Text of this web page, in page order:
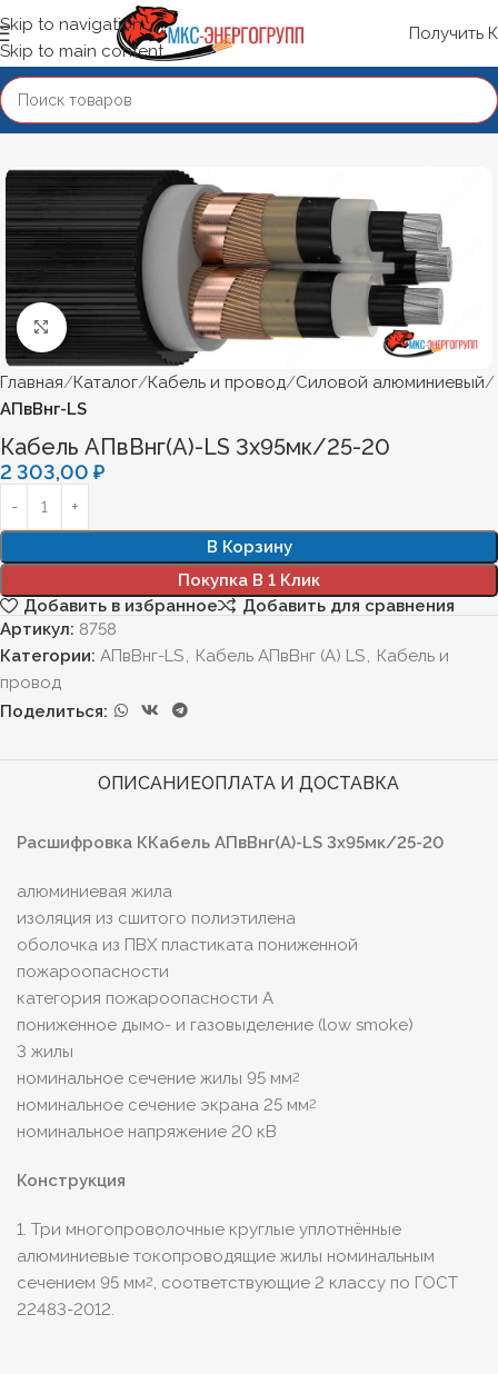
Skip to navigation
Skip to main content
Получить
Нажмите, чтобы увеличить
Главная Каталог Кабель и провод Силовой алюминиевый
АПвВнг-LS
Кабель АПвВнг(А)-LS 3х95мк/25-20
2 303,00 ₽
В Корзину
Покупка В 1 Клик
Добавить в избранное
Добавить для сравнения
Артикул: 8758
Категории: АПвВнг-LS, Кабель АПвВнг (А) LS, Кабель и
провод
Поделиться:
ОПИСАНИЕОПЛАТА И ДОСТАВКА
Расшифровка ККабель АПвВнг(А)-LS 3х95мк/25-20
алюминиевая жила
изоляция из сшитого полиэтилена
оболочка из ПВХ пластиката пониженной
пожароопасности
категория пожароопасности A
пониженное дымо- и газовыделение (low smoke)
3 жилы
номинальное сечение жилы 95 мм2
номинальное сечение экрана 25 мм2
номинальное напряжение 20 кВ
Конструкция
1. Три многопроволочные круглые уплотнённые
алюминиевые токопроводящие жилы номинальным
сечением 95 мм2, соответствующие 2 классу по ГОСТ
22483-2012.